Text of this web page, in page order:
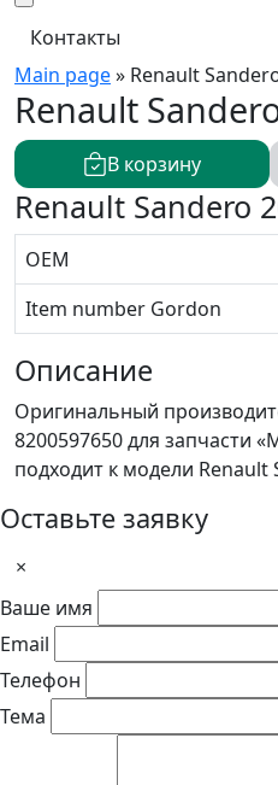
Контакты
Main page» Renault
Renault
В корзину
Renault Sandero
OEM
Item number Gordon
Описание
Оригинальный
8200597650 для запчасти
подходит к модели Renault
Оставьте заявку
×
Ваше имя
Email
Телефон
Тема